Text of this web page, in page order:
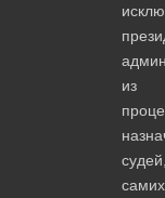
из
самих